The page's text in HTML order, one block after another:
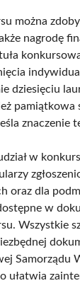
można
nagrodę
dziesięciu
znaczenie
w
oraz dla
w
Wszystkie
Samorządu
ułatwia